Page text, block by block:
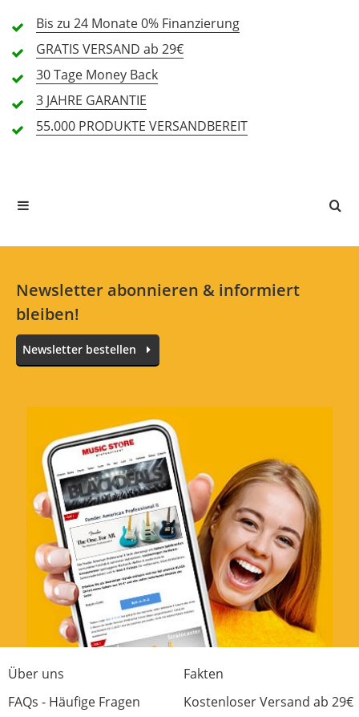
2 Sterne
1 Sterne
Alle Sprachen
Bis zu 24 Monate0% Finanzierung
GRATIS VERSAND ab 29€
30 Tage Money Back
3 JAHRE GARANTIE
55.000 PRODUKTE VERSANDBEREIT
Newsletter abonnieren & informiert
bleiben!
Newsletter bestellen
Über uns
Fakten
FAQs - Häufige Fragen
Kostenloser Versand ab 29€